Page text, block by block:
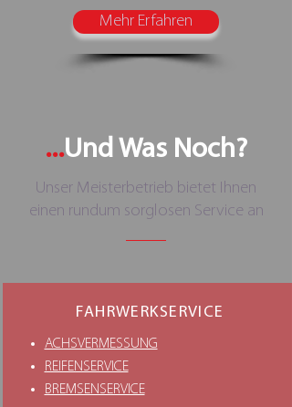
Mehr Erfahren
...Und Was Noch?
Unser Meisterbetrieb bietet Ihnen
einen rundum sorglosen Service an
FAHRWERKSERVICE
ACHSVERMESSUNG
REIFENSERVICE
BREMSENSERVICE